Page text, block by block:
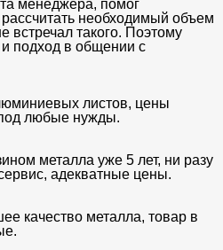
менеджера, помог
необходимый объем
встречал такого. Поэтому
подход в общении с
листов, цены
любые нужды.
металла уже 5 лет, ни разу
адекватные цены.
качество металла, товар в